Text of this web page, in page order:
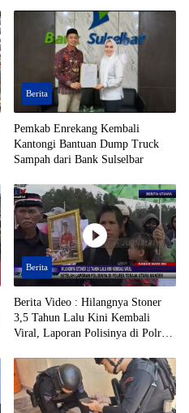
Berita
Pemkab Enrekang Kembali
Kantongi Bantuan Dump Truck
Sampah dari Bank Sulselbar
Berita
Berita Video : Hilangnya Stoner
3,5 Tahun Lalu Kini Kembali
Viral, Laporan Polisinya di Polres